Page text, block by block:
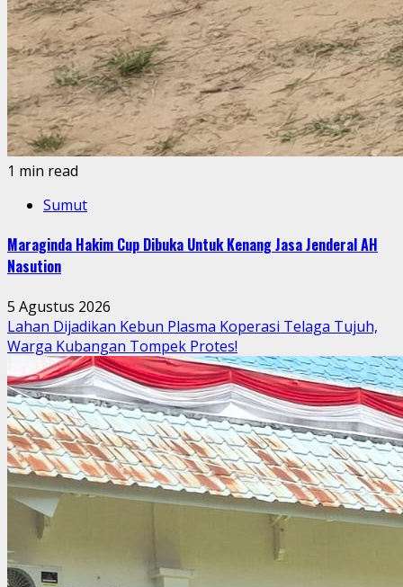
1 min read
Sumut
Maraginda Hakim Cup Dibuka Untuk Kenang Jasa Jenderal AH
Nasution
5 Agustus 2026
Lahan Dijadikan Kebun Plasma Koperasi Telaga Tujuh,
Warga Kubangan Tompek Protes!